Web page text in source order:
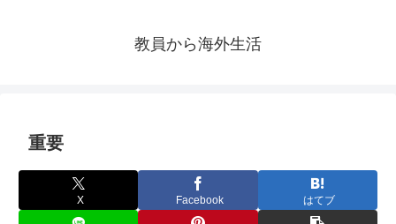
教員から海外生活
重要
X Facebook はてブ